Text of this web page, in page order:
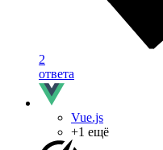
2
ответа
Vue.js
+1 ещё